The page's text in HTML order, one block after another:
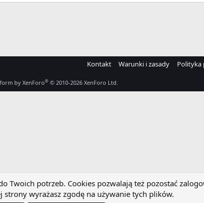
Kontakt Warunki i zasady Polityka
by XenForo® © 2010-2026 XenForo Ltd.
potrzeb. Cookies pozwalają też pozostać
strony wyrażasz zgodę na używanie tych plików.